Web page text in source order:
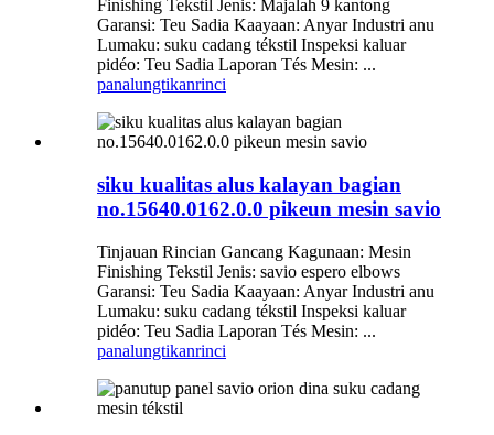
Finishing Tekstil Jenis: Majalah 9 kantong
Garansi: Teu Sadia Kaayaan: Anyar Industri anu
Lumaku: suku cadang tékstil Inspeksi kaluar
pidéo: Teu Sadia Laporan Tés Mesin: ...
panalungtikanrinci
siku kualitas alus kalayan bagian
no.15640.0162.0.0 pikeun mesin savio
Tinjauan Rincian Gancang Kagunaan: Mesin
Finishing Tekstil Jenis: savio espero elbows
Garansi: Teu Sadia Kaayaan: Anyar Industri anu
Lumaku: suku cadang tékstil Inspeksi kaluar
pidéo: Teu Sadia Laporan Tés Mesin: ...
panalungtikanrinci